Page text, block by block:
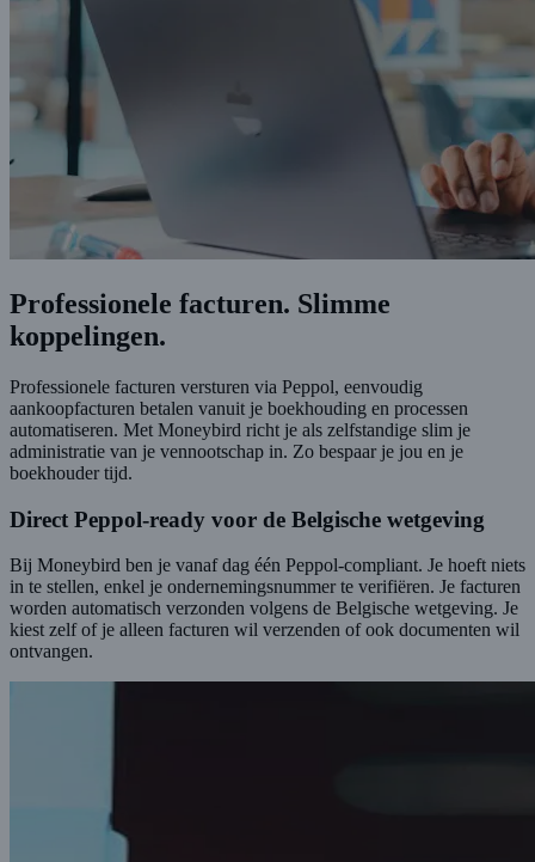
Professionele facturen. Slimme
koppelingen.
Professionele facturen versturen via Peppol, eenvoudig
aankoopfacturen betalen vanuit je boekhouding en processen
automatiseren. Met Moneybird richt je als zelfstandige slim je
administratie van je vennootschap in. Zo bespaar je jou en je
boekhouder tijd.
Direct Peppol-ready voor de Belgische wetgeving
Bij Moneybird ben je vanaf dag één Peppol-compliant. Je hoeft niets
in te stellen, enkel je ondernemingsnummer te verifiëren. Je facturen
worden automatisch verzonden volgens de Belgische wetgeving. Je
kiest zelf of je alleen facturen wil verzenden of ook documenten wil
ontvangen.